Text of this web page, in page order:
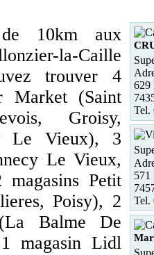
10km aux
la-Caille
trouver 4
Market (Saint
Groisy,
Le Vieux), 3
Le Vieux,
Petit
Poisy), 2
Balme De
magasin Lidl
629
Tel.
571
Tel.